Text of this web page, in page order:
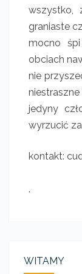
wszystko,
graniaste
mocno
obciach
nie
niestraszne
jedyny
wyrzucić
kontakt:
.
WITAMY